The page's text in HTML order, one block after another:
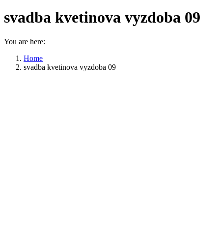
svadba kvetinova vyzdoba 09
You are here:
Home
svadba kvetinova vyzdoba 09